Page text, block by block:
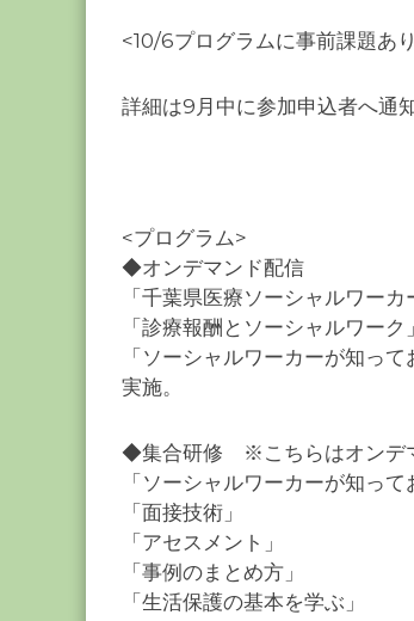
<10/6プログラムに事前課題あ
詳細は9月中に参加申込者へ通
<プログラム>
◆オンデマンド配信
「千葉県医療ソーシャルワーカ
「診療報酬とソーシャルワー
「ソーシャルワーカーが知っ
実施。
◆集合研修 ※こちらはオンデ
「ソーシャルワーカーが知っ
「面接技術」
「アセスメント」
「事例のまとめ方」
「生活保護の基本を学ぶ」